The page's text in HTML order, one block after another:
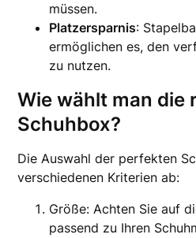
müssen.
Platzersparnis:
ermöglichen es, den
zu nutzen.
Wie wählt man die
Schuhbox?
Die Auswahl der perfekten
verschiedenen Kriterien ab:
Größe: Achten Sie auf
passend zu Ihren